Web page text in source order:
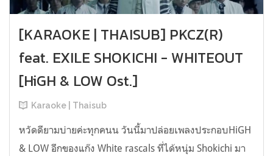
[KARAOKE | THAISUB] PKCZ(R)
feat. EXILE SHOKICHI - WHITEOUT
[HiGH & LOW Ost.]
Karaoke | Thaisub
หวัดดียามบ่ายค่ะทุกคนน วันนี้มาปล่อยเพลงประกอบHiGH
& LOW อีกของแก๊ง White rascals ที่ได้หนุ่ม Shokichi มา